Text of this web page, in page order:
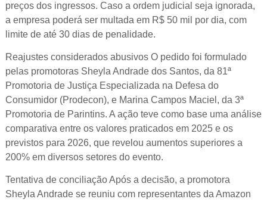
preços dos ingressos. Caso a ordem judicial seja ignorada,
a empresa poderá ser multada em R$ 50 mil por dia, com
limite de até 30 dias de penalidade.
Reajustes considerados abusivos O pedido foi formulado
pelas promotoras Sheyla Andrade dos Santos, da 81ª
Promotoria de Justiça Especializada na Defesa do
Consumidor (Prodecon), e Marina Campos Maciel, da 3ª
Promotoria de Parintins. A ação teve como base uma análise
comparativa entre os valores praticados em 2025 e os
previstos para 2026, que revelou aumentos superiores a
200% em diversos setores do evento.
Tentativa de conciliação Após a decisão, a promotora
Sheyla Andrade se reuniu com representantes da Amazon